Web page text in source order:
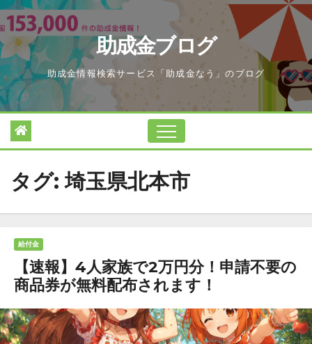
Skip
to
content
助成金ブログ
助成金情報検索サービス「助成金なう」のブログ
タグ:埼玉県北本市
給付金
【速報】4人家族で2万円分！申請不要の
商品券が無料配布されます！